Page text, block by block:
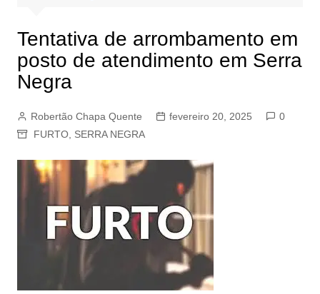
Tentativa de arrombamento em
posto de atendimento em Serra
Negra
Robertão Chapa Quente fevereiro 20, 2025
0
FURTO, SERRA NEGRA